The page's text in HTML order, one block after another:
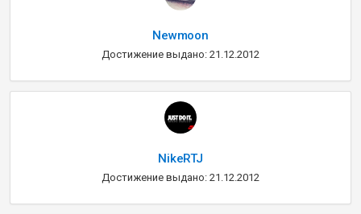
Newmoon
Достижение выдано: 21.12.2012
NikeRTJ
Достижение выдано: 21.12.2012